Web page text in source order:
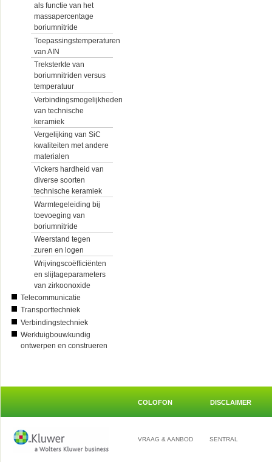
als functie van het
massapercentage
boriumnitride
Toepassingstemperaturen
van AIN
Treksterkte van
boriumnitriden versus
temperatuur
Verbindingsmogelijkheden
van technische
keramiek
Vergelijking van SiC
kwaliteiten met andere
materialen
Vickers hardheid van
diverse soorten
technische keramiek
Warmtegeleiding bij
toevoeging van
boriumnitride
Weerstand tegen
zuren en logen
Wrijvingscoëfficiënten
en slijtageparameters
van zirkoonoxide
Telecommunicatie
Transporttechniek
Verbindingstechniek
Werktuigbouwkundig
ontwerpen en construeren
COLOFON DISCLAIMER
VRAAG & AANBOD SENTRAL